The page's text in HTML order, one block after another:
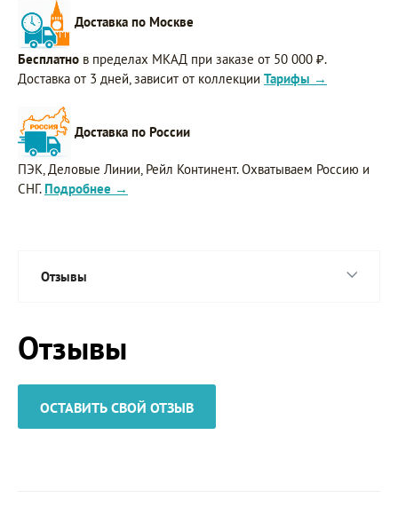
Доставка по Москве
Бесплатно в пределах МКАД при заказе от 50 000 ₽.
Доставка от 3 дней, зависит от коллекции Тарифы →
Доставка по России
ПЭК, Деловые Линии, Рейл Континент. Охватываем Россию и
СНГ. Подробнее →
Отзывы
Отзывы
ОСТАВИТЬ СВОЙ ОТЗЫВ